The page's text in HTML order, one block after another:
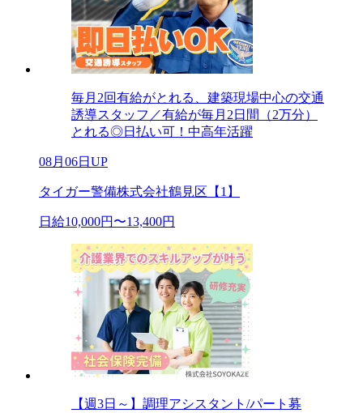
毎月2回有給がとれる、建築現場中心の交通
誘導スタッフ／有給が毎月2日間（2万分）
とれる◎日払い可！中高年活躍
08月06日UP
タイガー警備株式会社鶴見区【1】
日給10,000円〜13,400円
【週3日～】調理アシスタント/パート募